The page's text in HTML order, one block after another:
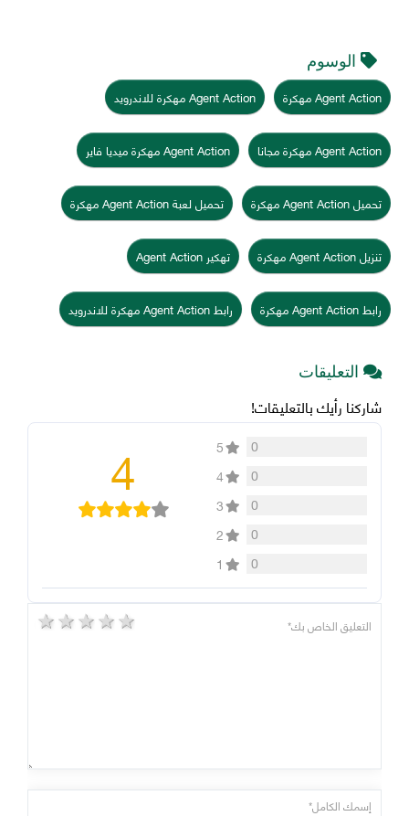
الوسوم
Agent Action مهكرة Agent Action مهكرة للاندرويد
Agent Action مهكرة مجانا Agent Action مهكرة ميديا فاير
تحميل Agent Action مهكرة تحميل لعبة Agent Action مهكرة
تنزيل Agent Action مهكرة تهكير Agent Action
رابط Agent Action مهكرة رابط Agent Action مهكرة للاندرويد
التعليقات
شاركنا رأيك بالتعليقات!
0
5
0
4
0
3
0
2
0
1
4
5 stars 4 stars 3 stars 2 stars 1 star